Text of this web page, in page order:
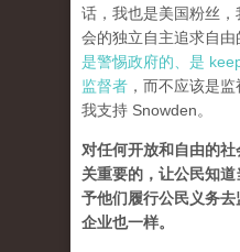
话，我也是美国粉丝
会的独立自主追求自由
是警惕政府的、是
监督者 ，而不应该是
我支持 Snowden。
对任何开放和自由的
关重要的，让公民知
予他们履行公民义务
企业也一样。